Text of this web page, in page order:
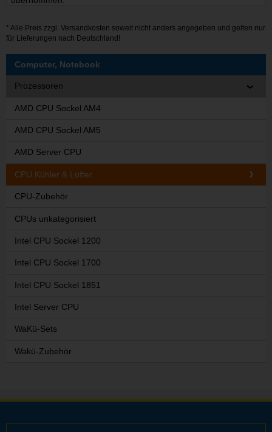
* Alle Preis zzgl. Versandkosten soweit nicht anders angegeben und gelten nur
für Lieferungen nach Deutschland!
Computer, Notebook
Prozessoren
AMD CPU Sockel AM4
AMD CPU Sockel AM5
AMD Server CPU
CPU Kühler & Lüfter
CPU-Zubehör
CPUs unkategorisiert
Intel CPU Sockel 1200
Intel CPU Sockel 1700
Intel CPU Sockel 1851
Intel Server CPU
WaKü-Sets
Wakü-Zubehör